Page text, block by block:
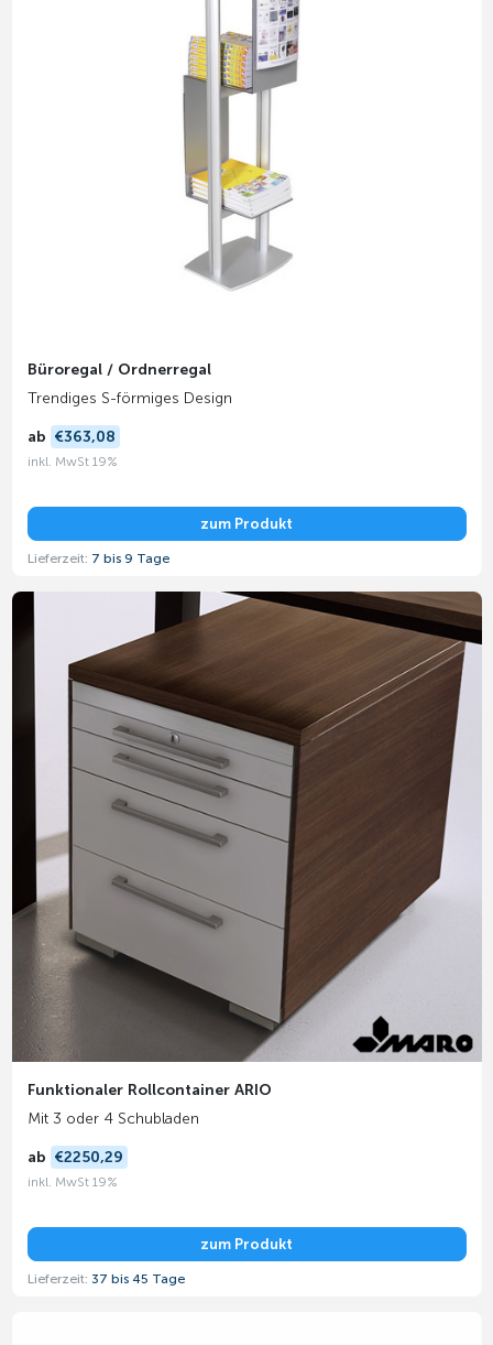
Büroregal / Ordnerregal
Trendiges S-förmiges Design
ab €363,08
inkl. MwSt 19%
zum Produkt
Lieferzeit: 7 bis 9 Tage
Funktionaler Rollcontainer ARIO
Mit 3 oder 4 Schubladen
ab €2250,29
inkl. MwSt 19%
zum Produkt
Lieferzeit: 37 bis 45 Tage